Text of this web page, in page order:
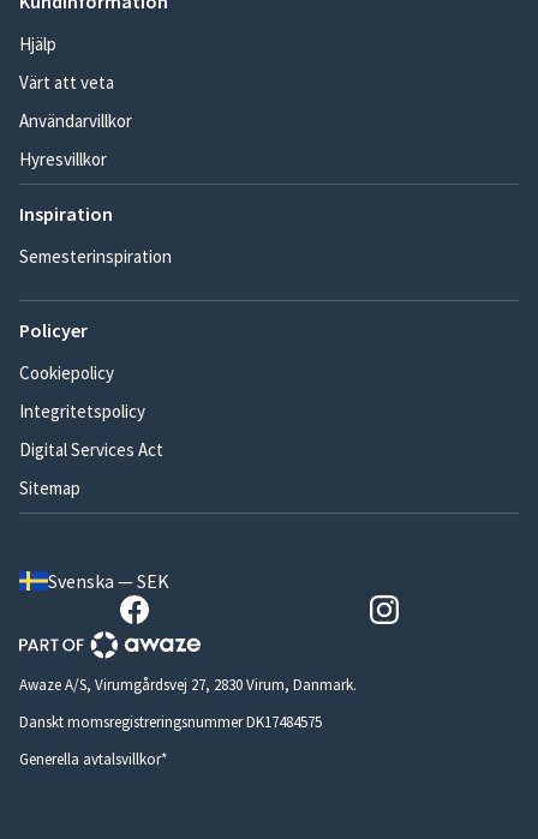
Hjälp
Värt att veta
Användarvillkor
Hyresvillkor
Inspiration
Semesterinspiration
Policyer
Cookiepolicy
Integritetspolicy
Digital Services Act
Sitemap
Svenska — SEK
Awaze A/S, Virumgårdsvej 27, 2830 Virum, Danmark.
Danskt momsregistreringsnummer DK17484575
Generella avtalsvillkor*